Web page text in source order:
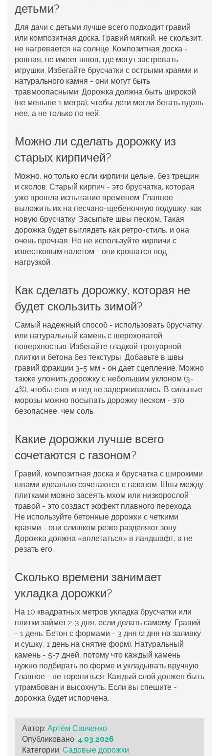
детьми?
Для дачи с детьми лучше всего подходит гравий
или композитная доска. Гравий мягкий, не скользит,
не нагревается на солнце. Композитная доска -
ровная, не имеет швов, где могут застревать
игрушки. Избегайте брусчатки с острыми краями и
натурального камня - они могут быть
травмоопасными. Дорожка должна быть широкой
(не меньше 1 метра), чтобы дети могли бегать вдоль
нее, а не только по ней.
Можно ли сделать дорожку из
старых кирпичей?
Можно, но только если кирпичи целые, без трещин
и сколов. Старый кирпич - это брусчатка, которая
уже прошла испытание временем. Главное -
выложить их на песчано-щебеночную подушку, как
новую брусчатку. Засыпьте швы песком. Такая
дорожка будет выглядеть как ретро-стиль, и она
очень прочная. Но не используйте кирпичи с
известковым налетом - они крошатся под
нагрузкой.
Как сделать дорожку, которая не
будет скользить зимой?
Самый надежный способ - использовать брусчатку
или натуральный камень с шероховатой
поверхностью. Избегайте гладкой тротуарной
плитки и бетона без текстуры. Добавьте в швы
гравий фракции 3-5 мм - он дает сцепление. Можно
также уложить дорожку с небольшим уклоном (3-
4%), чтобы снег и лед не задерживались. В сильные
морозы можно посыпать дорожку песком - это
безопаснее, чем соль.
Какие дорожки лучше всего
сочетаются с газоном?
Гравий, композитная доска и брусчатка с широкими
швами идеально сочетаются с газоном. Швы между
плитками можно засеять мхом или низкорослой
травой - это создаст эффект плавного перехода.
Не используйте бетонные дорожки с четкими
краями - они слишком резко разделяют зону.
Дорожка должна «вплетаться» в ландшафт, а не
резать его.
Сколько времени занимает
укладка дорожки?
На 10 квадратных метров укладка брусчатки или
плитки займет 2-3 дня, если делать самому. Гравий
- 1 день. Бетон с формами - 3 дня (2 дня на заливку
и сушку, 1 день на снятие форм). Натуральный
камень - 5-7 дней, потому что каждый камень
нужно подбирать по форме и укладывать вручную.
Главное - не торопиться. Каждый слой должен быть
утрамбован и высохнуть. Если вы спешите -
дорожка будет испорчена.
Автор: Артём Савченко
Опубликовано: 4.03.2026
Категории: Садовые дорожки